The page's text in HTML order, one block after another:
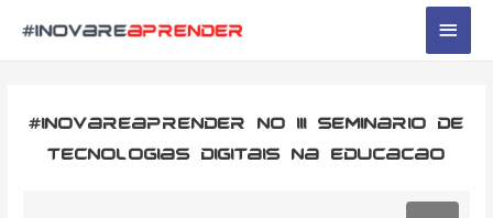
#inovareaprender no III Seminario de
Tecnologias Digitais na Educacao